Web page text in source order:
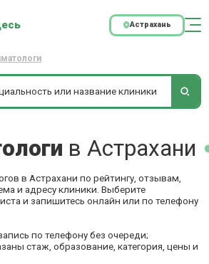
Астрахань
в Астрахани
в Астрахани по рейтингу, отзывам,
и адресу клиники. Выберите
и запишитесь онлайн или по телефону
по телефону без очереди;
стаж, образование, категория, цены и